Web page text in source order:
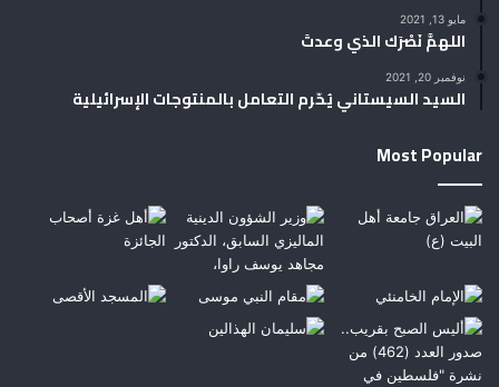
مايو 13, 2021
اللهمَّ نَصْرَك الذي وعدتَ
نوفمبر 20, 2021
السيد السيستاني يُحّرم التعامل بالمنتوجات الإسرائيلية
Most Popular